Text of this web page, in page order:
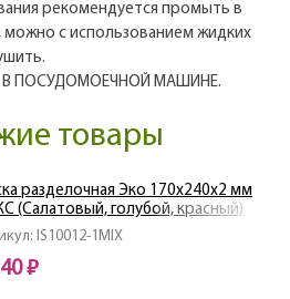
рекомендуется промыть в
с использованием жидких
В ПОСУДОМОЕЧНОЙ МАШИНЕ.
товары
IS10012-1MIX
разделочная Эко 170х240х2 мм
(Салатовый, голубой, красный)
₽